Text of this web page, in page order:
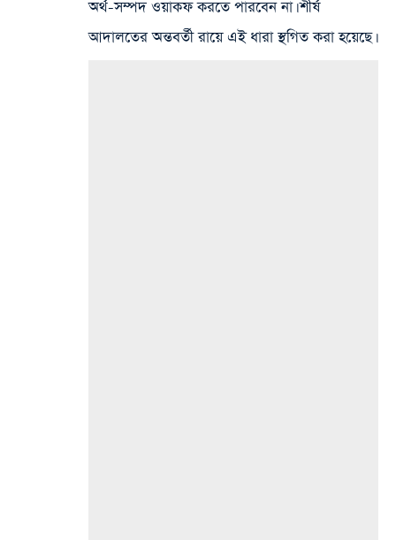
অর্থ-সম্পদ ওয়াকফ করতে পারবেন না। শীর্ষ
আদালতের অন্তবর্তী রায়ে এই ধারা স্থগিত করা হয়েছে।